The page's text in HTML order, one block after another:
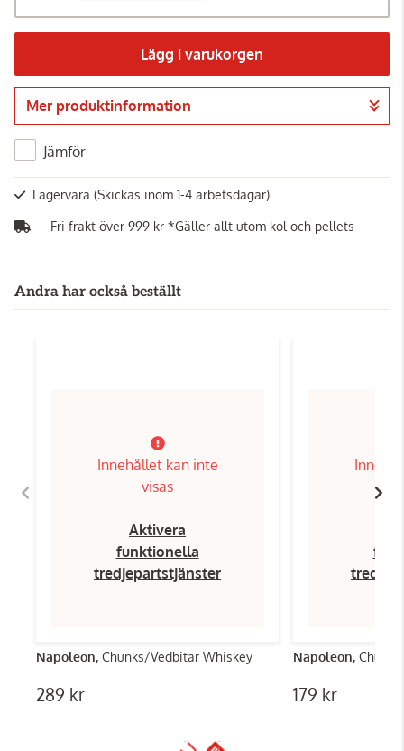
Lägg i varukorgen
Gå till kassan
Mer produktinformation
Jämför
Lagervara (Skickas inom 1-4 arbetsdagar)
Fri frakt över 999 kr *Gäller allt utom kol och pellets
Andra har också beställt
Innehållet kan inte
visas
Aktivera
funktionella
tredjepartstjänster
Napoleon, Chunks/Vedbitar Whiskey
289 kr
Napoleon,
179 kr